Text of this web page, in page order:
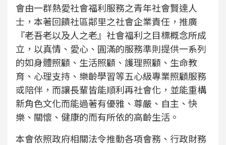
會由一群熱愛社會福利服務之青年社會賢達人
士，本著回饋社區鄰里之社會企業責任，推廣
『老吾老以及人之老』社會福利之目標概念所成
立，以真情、愛心、圓滿的服務準則提供一系列
的如身體照顧、生活照顧、護理照顧、生命教
育、心理支持、樂齡學習等五心級專業照顧服務
或陪伴，而讓長輩皆能順利再社會化，並能重構
新角色文化而能過著有優雅、尊嚴、自主、快
樂、關懷、健康的而有所依的高齡生活。
本會依照政府相關法令推動各項會務、行政財務